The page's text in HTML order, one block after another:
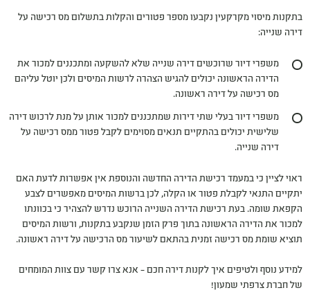
בתקנות מיסוי מקרקעין נקבעו מספר פטורים והקלות בתשלום מס רכישה על
דירה שנייה:
משפרי דיור שרוכשים דירה שנייה שלא להשקעה ומתכננים למכור את
הדירה הראשונה יכולים להגיש הצהרה לרשות המיסים ולכן יוטל עליהם
מס רכישה על דירה ראשונה.
משפרי דיור בעלי שתי דירות שמתכננים למכור אותן על מנת לרכוש דירה
שלישית יכולים בהתקיים תנאים מסוימים לקבל פטור ממס רכישה על
דירה שנייה.
ראוי לציין כי במעמד רכישת הדירה החדשה והנוספת אין אפשרות לדעת האם
יתקיים התנאי לקבלת פטור או הקלה, לכן ברשות המיסים מאפשרים לצבע
הקפאת שומה. בעת רכישת הדירה השנייה הרוכש נדרש להצהיר כי בכוונתו
למכור את הדירה הראשונה בתוך פרק הזמן שנקבע בתקנות, ורשות המיסים
תוציא שומת מס רכישה זמנית בהתאם לשיעור מס הרכישה על דירה ראשונה.
למידע נוסף ולטיפים איך לקנות דירה חכם – אנא צרו קשר עם צוות המומחים
של חברת צרפתי שמעון!